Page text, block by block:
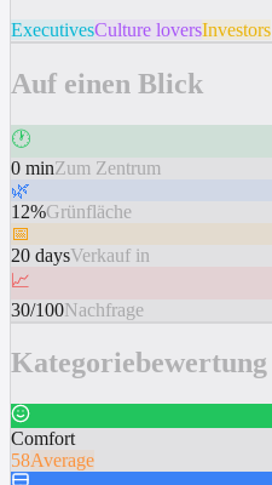
ExecutivesCulture loversInvestors
Auf einen Blick
🕐
0 minZum Zentrum
🌿
12%Grünfläche
📅
20 daysVerkauf in
📈
30/100Nachfrage
Kategoriebewertung
Comfort
58Average